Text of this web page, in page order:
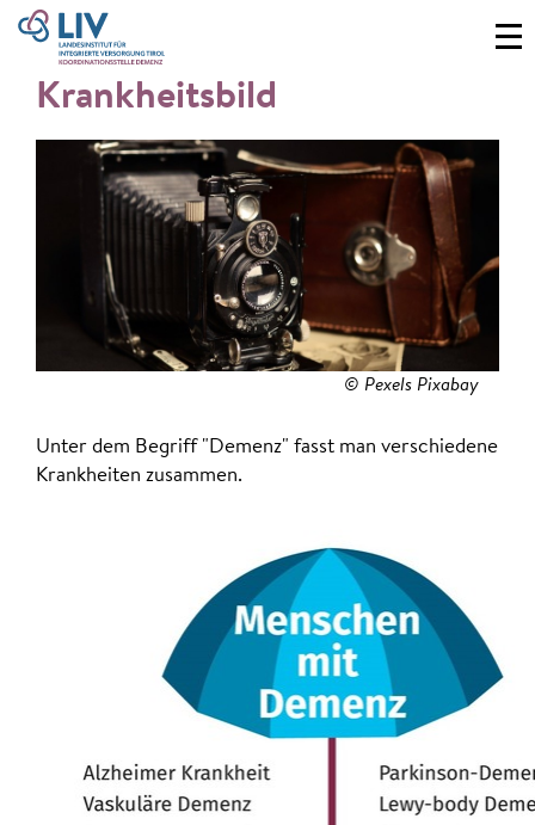
Krankheitsbild
© Pexels Pixabay
Unter dem Begriff "Demenz" fasst man verschiedene
Krankheiten zusammen.